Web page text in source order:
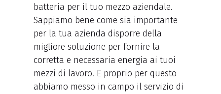
batteria per il tuo mezzo aziendale.
Sappiamo bene come sia importante
per la tua azienda disporre della
migliore soluzione per fornire la
corretta e necessaria energia ai tuoi
mezzi di lavoro. E proprio per questo
abbiamo messo in campo il servizio di